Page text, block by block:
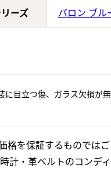
ーズ バロン ブル
に目立つ傷、ガラス欠損が
を保証するものではご
・革ベルトのコンデ